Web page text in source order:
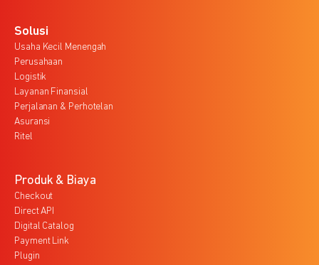
Solusi
Usaha Kecil Menengah
Perusahaan
Logistik
Layanan Finansial
Perjalanan & Perhotelan
Asuransi
Ritel
Produk & Biaya
Checkout
Direct API
Digital Catalog
Payment Link
Plugin